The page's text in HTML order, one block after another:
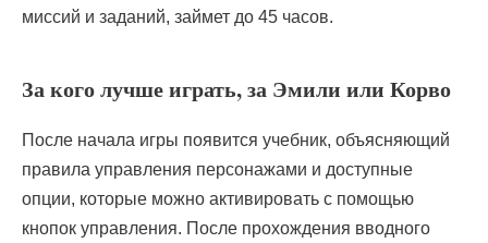
миссий и заданий, займет до 45 часов.
За кого лучше играть, за Эмили или Корво
После начала игры появится учебник, объясняющий
правила управления персонажами и доступные
опции, которые можно активировать с помощью
кнопок управления. После прохождения вводного